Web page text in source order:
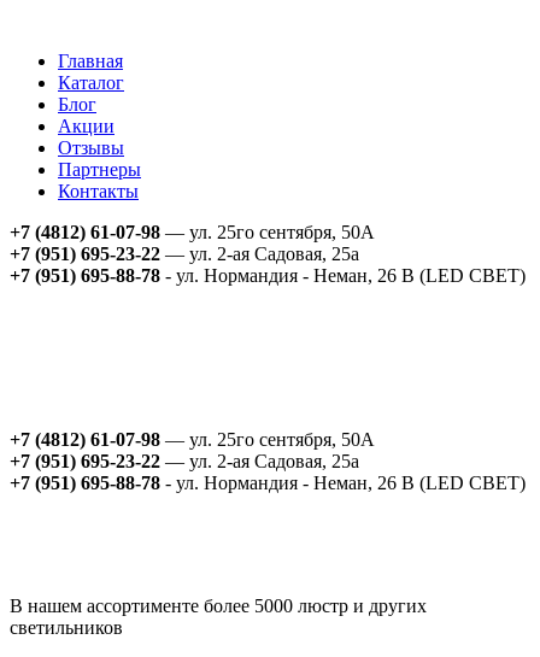
Главная
Каталог
Блог
Акции
Отзывы
Партнеры
Контакты
+7 (4812) 61-07-98 — ул. 25го сентября, 50А
+7 (951) 695-23-22 — ул. 2-ая Садовая, 25а
+7 (951) 695-88-78 - ул. Нормандия - Неман, 26 В (LED СВЕТ)
+7 (4812) 61-07-98 — ул. 25го сентября, 50А
+7 (951) 695-23-22 — ул. 2-ая Садовая, 25а
+7 (951) 695-88-78 - ул. Нормандия - Неман, 26 В (LED СВЕТ)
В нашем ассортименте более 5000 люстр и других
светильников